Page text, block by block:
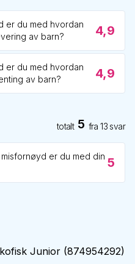
er du med hvordan
av barn?
4,9
er du med hvordan
av barn?
4,9
totalt 5 fra13 svar
er du med din 5
Junior (874954292)